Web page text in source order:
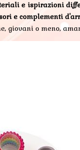
e ispirazioni
e complementi
giovani o meno,